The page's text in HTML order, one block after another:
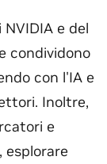
e del
condividono
con l'IA e
Inoltre,
e
esplorare